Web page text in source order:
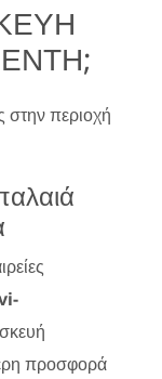
στην περιοχή
προσφορά